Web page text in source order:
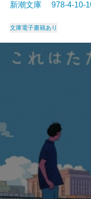
新潮文庫 978-4-10-
文庫電子書籍あり